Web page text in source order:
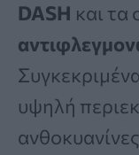
DASH και τα
υψηλή